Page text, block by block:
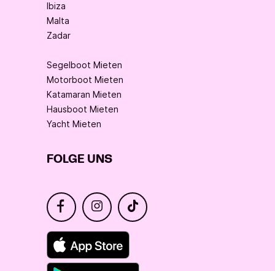
Ibiza
Malta
Zadar
Segelboot Mieten
Motorboot Mieten
Katamaran Mieten
Hausboot Mieten
Yacht Mieten
FOLGE UNS